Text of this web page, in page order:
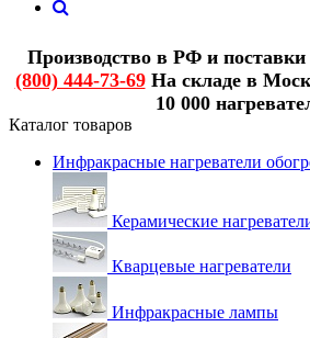
Производство в РФ и
(800) 444-73-69На складе в
10 000
Каталог товаров
Инфракрасные нагреватели
Керамические
Кварцевые нагреватели
Инфракрасные лампы